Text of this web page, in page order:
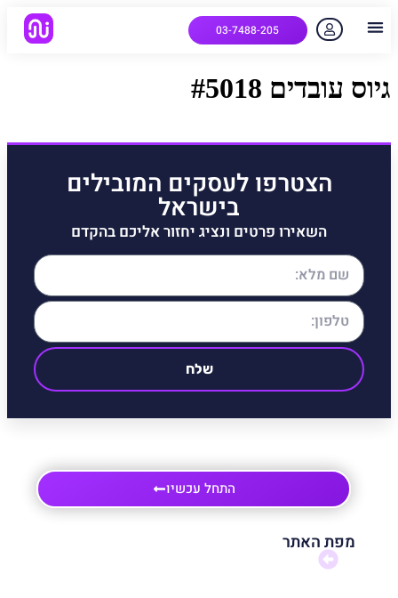
03-7488-205
גיוס עובדים #5018
הצטרפו לעסקים המובילים
בישראל
השאירו פרטים ונציג יחזור אליכם בהקדם
שלח
התחל עכשיו
מפת האתר